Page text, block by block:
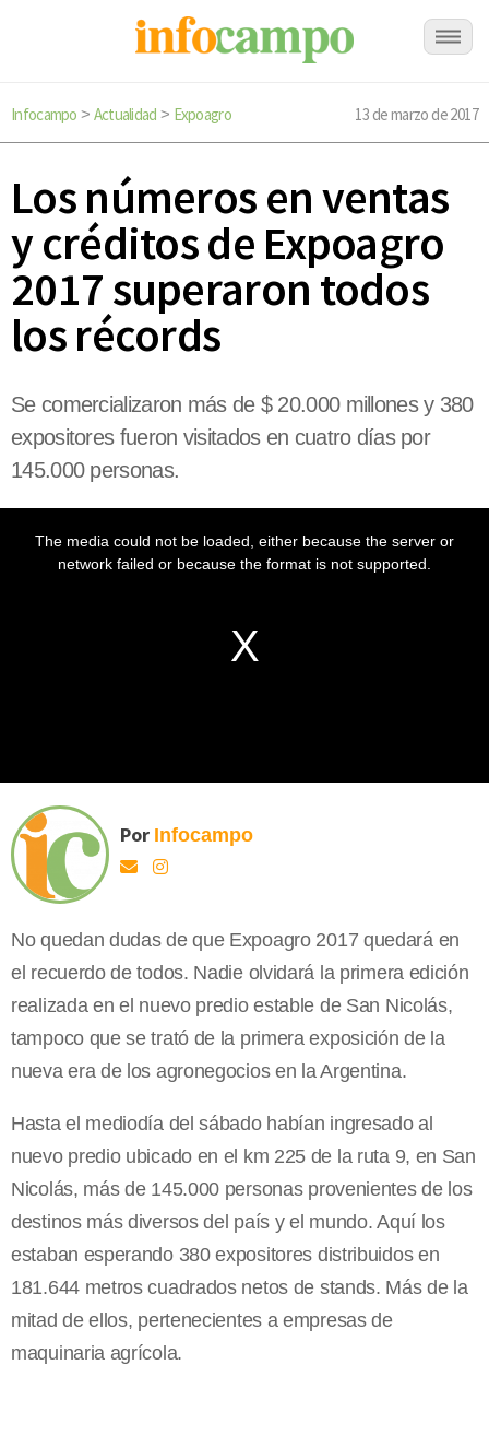
Infocampo > Actualidad > Expoagro 13 de marzo de 2017
Los números en ventas
y créditos de Expoagro
2017 superaron todos
los récords
Se comercializaron más de $ 20.000 millones y 380
expositores fueron visitados en cuatro días por
145.000 personas.
Por Infocampo
No quedan dudas de que Expoagro 2017 quedará en
el recuerdo de todos. Nadie olvidará la primera edición
realizada en el nuevo predio estable de San Nicolás,
tampoco que se trató de la primera exposición de la
nueva era de los agronegocios en la Argentina.
Hasta el mediodía del sábado habían ingresado al
nuevo predio ubicado en el km 225 de la ruta 9, en San
Nicolás, más de 145.000 personas provenientes de los
destinos más diversos del país y el mundo. Aquí los
estaban esperando 380 expositores distribuidos en
181.644 metros cuadrados netos de stands. Más de la
mitad de ellos, pertenecientes a empresas de
maquinaria agrícola.